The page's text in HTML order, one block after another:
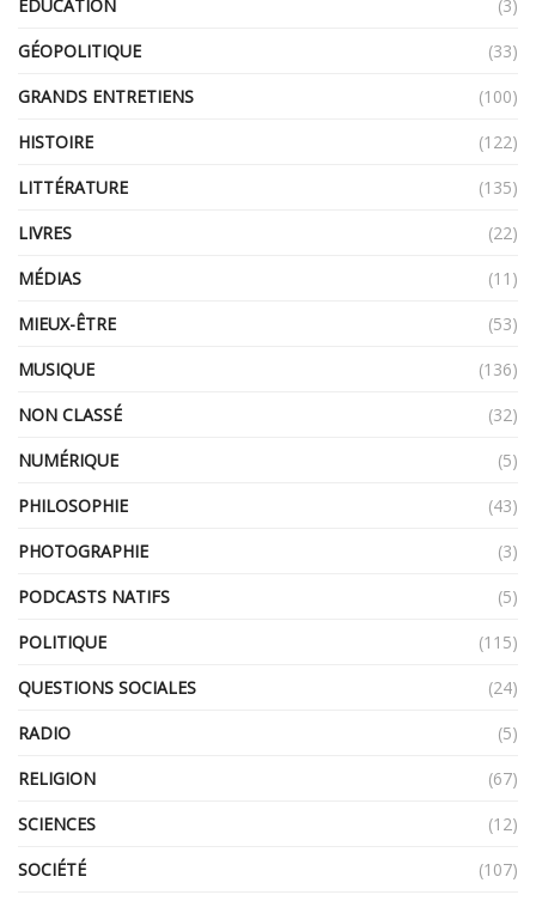
EDUCATION
(3)
GÉOPOLITIQUE
(33)
GRANDS ENTRETIENS
(100)
HISTOIRE
(122)
LITTÉRATURE
(135)
LIVRES
(22)
MÉDIAS
(11)
MIEUX-ÊTRE
(53)
MUSIQUE
(136)
NON CLASSÉ
(32)
NUMÉRIQUE
(5)
PHILOSOPHIE
(43)
PHOTOGRAPHIE
(3)
PODCASTS NATIFS
(5)
POLITIQUE
(115)
QUESTIONS SOCIALES
(24)
RADIO
(5)
RELIGION
(67)
SCIENCES
(12)
SOCIÉTÉ
(107)